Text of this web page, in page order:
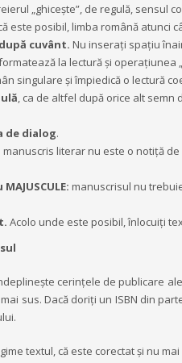
„ghicește”, de regulă, sensul
este posibil, limba română atunci
cuvânt. Nu inserați spațiu
la lectură și operațiunea
singulare și împiedică o lectură
, ca de altfel după orice alt semn
de dialog.
manuscris literar nu este o notiță
manuscrisul nu
Acolo unde este posibil, înlocuiți
cerințele de publicare
sus. Dacă doriţi un ISBN din
textul, că este corectat și nu